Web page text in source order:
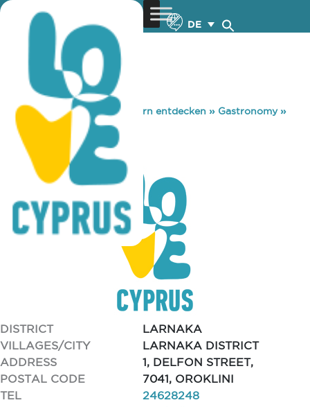
DE
You are here: Home »Zypern entdecken » Gastronomy»
SMOKY FLAME
SMOKY FLAME
DISTRICT
LARNAKA
VILLAGES/CITY
LARNAKA DISTRICT
ADDRESS
1, DELFON STREET,
POSTAL CODE
7041, OROKLINI
TEL
24628248